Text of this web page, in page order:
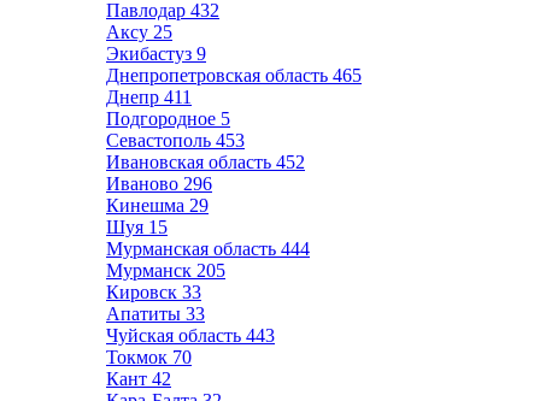
Павлодар 432
Аксу 25
Экибастуз 9
Днепропетровская область 465
Днепр 411
Подгородное 5
Севастополь 453
Ивановская область 452
Иваново 296
Кинешма 29
Шуя 15
Мурманская область 444
Мурманск 205
Кировск 33
Апатиты 33
Чуйская область 443
Токмок 70
Кант 42